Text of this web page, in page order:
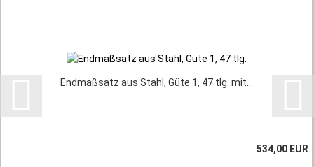
Endmaßsatz aus Stahl, Güte 1, 47 tlg. mit...
534,00 EUR